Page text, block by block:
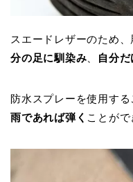
スエードレザーのため
分の足に馴染み
自分
防水スプレーを使用す
雨であれば弾く ことがで